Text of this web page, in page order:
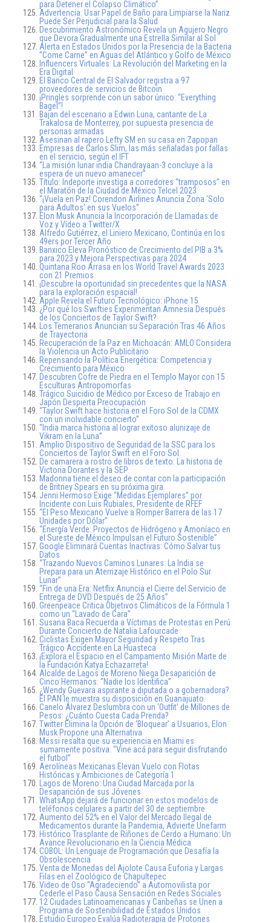
para Detener el Colapso Climático”
Advertencia: Usar Papel de Baño para Limpiarse la Nariz
Puede Ser Perjudicial para la Salud
Descubrimiento Astronómico Revela un Agujero Negro
que Devora Gradualmente una Estrella Similar al Sol
Alerta en Estados Unidos por la Presencia de la Bacteria
“Come Carne” en Aguas del Atlántico y Golfo de México
Influencers Virtuales: La Revolución del Marketing en la
Era Digital
El Banco Central de El Salvador registra a 97
proveedores de servicios de Bitcoin
¡Pringles sorprende con un sabor único: “Everything
Bagel”!
Bajan del escenario a Edwin Luna, cantante de La
Trakalosa de Monterrey, por supuesta presencia de
personas armadas
Asesinan al rapero Lefty SM en su casa en Zapopan
Empresas de Carlos Slim, las más señaladas por fallas
en el servicio, según el IFT
“La misión lunar india Chandrayaan-3 concluye a la
espera de un nuevo amanecer”
Título: Indeporte investiga a corredores “tramposos” en
el Maratón de la Ciudad de México Telcel 2023
“¡Vuela en Paz! Corendon Airlines Anuncia Zona ‘Solo
para Adultos’ en sus Vuelos”
Elon Musk Anuncia la Incorporación de Llamadas de
Voz y Vídeo a Twitter/X
Alfredo Gutiérrez, el Liniero Mexicano, Continúa en los
49ers por Tercer Año
Banxico Eleva Pronóstico de Crecimiento del PIB a 3%
para 2023 y Mejora Perspectivas para 2024
Quintana Roo Arrasa en los World Travel Awards 2023
con 21 Premios
¡Descubre la oportunidad sin precedentes que la NASA
para la exploración espacial!
Apple Revela el Futuro Tecnológico: iPhone 15
¿Por qué los Swifties Experimentan Amnesia Después
de los Conciertos de Taylor Swift?
Los Temerarios Anuncian su Separación Tras 46 Años
de Trayectoria
Recuperación de la Paz en Michoacán: AMLO Considera
la Violencia un Acto Publicitario
Repensando la Política Energética: Competencia y
Crecimiento para México
Descubren Cofre de Piedra en el Templo Mayor con 15
Esculturas Antropomorfas
Trágico Suicidio de Médico por Exceso de Trabajo en
Japón Despierta Preocupación
“Taylor Swift hace historia en el Foro Sol de la CDMX
con un inolvidable concierto”
“India marca historia al lograr exitoso alunizaje de
Vikram en la Luna”
Amplio Dispositivo de Seguridad de la SSC para los
Conciertos de Taylor Swift en el Foro Sol
De camarera a rostro de libros de texto: La historia de
Victoria Dorantes y la SEP
Madonna tiene el deseo de contar con la participación
de Britney Spears en su próxima gira.
Jenni Hermoso Exige “Medidas Ejemplares” por
Incidente con Luis Rubiales, Presidente de RFEF
“El Peso Mexicano Vuelve a Romper Barrera de las 17
Unidades por Dólar”
“Energía Verde: Proyectos de Hidrógeno y Amoníaco en
el Sureste de México Impulsan el Futuro Sostenible”
Google Eliminará Cuentas Inactivas: Cómo Salvar tus
Datos
“Trazando Nuevos Caminos Lunares: La India se
Prepara para un Aterrizaje Histórico en el Polo Sur
Lunar”
“Fin de una Era: Netflix Anuncia el Cierre del Servicio de
Entrega de DVD Después de 25 Años”
Greenpeace Critica Objetivos Climáticos de la Fórmula 1
como un “Lavado de Cara”
Susana Baca Recuerda a Víctimas de Protestas en Perú
Durante Concierto de Natalia Lafourcade
Ciclistas Exigen Mayor Seguridad y Respeto Tras
Trágico Accidente en La Huasteca
¡Explora el Espacio en el Campamento Misión Marte de
la Fundación Katya Echazarreta!
Alcalde de Lagos de Moreno Niega Desaparición de
Cinco Hermanos: “Nadie los Identifica”
¿Wendy Guevara aspirante a diputada o a gobernadora?
El PAN le muestra su disposición en Guanajuato.
Canelo Álvarez Deslumbra con un ‘Outfit’ de Millones de
Pesos: ¿Cuánto Cuesta Cada Prenda?
Twitter Elimina la Opción de ‘Bloquear’ a Usuarios, Elon
Musk Propone una Alternativa
Messi resalta que su experiencia en Miami es
sumamente positiva: “Vine acá para seguir disfrutando
el futbol”
Aerolíneas Mexicanas Elevan Vuelo con Flotas
Históricas y Ambiciones de Categoría 1
Lagos de Moreno: Una Ciudad Marcada por la
Desaparición de sus Jóvenes
WhatsApp dejará de funcionar en estos modelos de
teléfonos celulares a partir del 30 de septiembre
Aumento del 52% en el Valor del Mercado Ilegal de
Medicamentos durante la Pandemia, Advierte Unefarm
Histórico Trasplante de Riñones de Cerdo a Humano: Un
Avance Revolucionario en la Ciencia Médica
COBOL: Un Lenguaje de Programación que Desafía la
Obsolescencia
Venta de Monedas del Ajolote Causa Euforia y Largas
Filas en el Zoológico de Chapultepec
Video de Oso “Agradeciendo” a Automovilista por
Cederle el Paso Causa Sensación en Redes Sociales
12 Ciudades Latinoamericanas y Caribeñas se Unen a
Programa de Sostenibilidad de Estados Unidos
Estudio Europeo Evalúa Radioterapia de Protones